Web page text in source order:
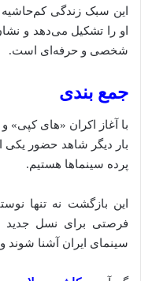
این سبک زندگی
او را تشکیل می‌دهد و
شخصی و حرفه‌ای است.
جمع‌ بندی
با آغاز اکران «های
بار دیگر شاهد حضور
پرده سینماها هستیم.
این بازگشت نه تنها
فرصتی برای نسل جدید
سینمای ایران آشنا شوند و